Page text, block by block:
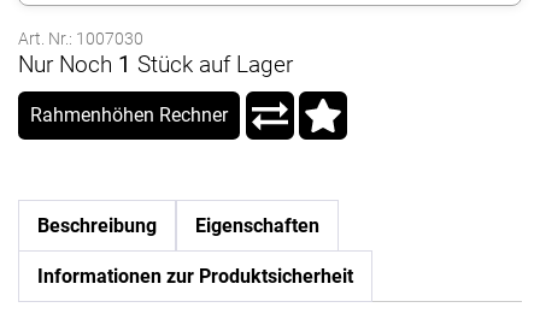
Art. Nr.: 1007030
Nur Noch 1 Stück auf Lager
Rahmenhöhen Rechner
Beschreibung Eigenschaften
Informationen zur Produktsicherheit